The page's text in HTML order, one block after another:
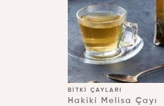
BITKI ÇAYLARI
Hakiki Melisa Çayı